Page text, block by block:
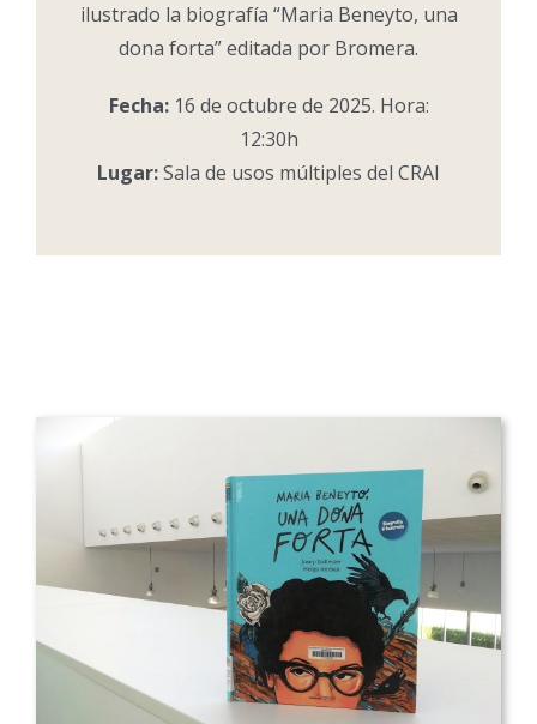
ilustrado la biografía “Maria Beneyto, una
dona forta” editada por Bromera.
Fecha:16 de octubre de 2025. Hora:
12:30h
Lugar:Sala de usos múltiples del CRAI